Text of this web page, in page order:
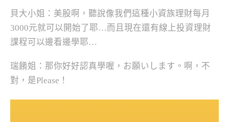
貝大小姐：美股啊，聽說像我們這種小資族理財每月
3000元就可以開始了耶…而且現在還有線上投資理財
課程可以邊看邊學耶…
瑞餚姐：那你好好認真學喔，お願いします。啊，不
對，是Please！